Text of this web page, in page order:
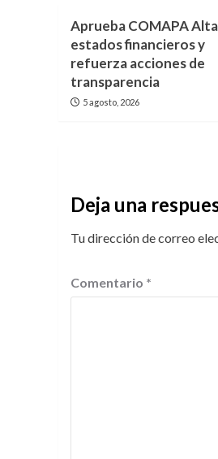
Aprueba COMAPA
estados financieros y
refuerza acciones de
transparencia
5 agosto, 2026
Deja una
Tu dirección de correo
Comentario *